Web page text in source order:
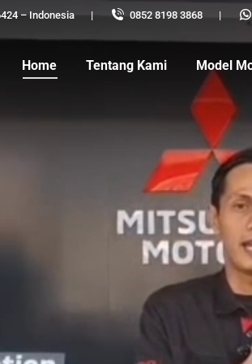
– Indonesia | 0852 8198 3868 |
Home Tentang Kami Model